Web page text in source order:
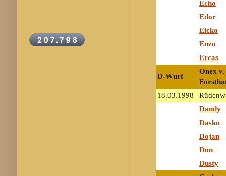
Echo
Edor
Eicko
Enzo
Ercas
D-Wurf
Onex v.
18.03.1998
Dandy
Dasko
Dojan
Don
Dusty